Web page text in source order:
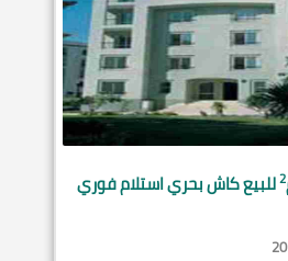
2للبيع كاش بحري استلام فوري